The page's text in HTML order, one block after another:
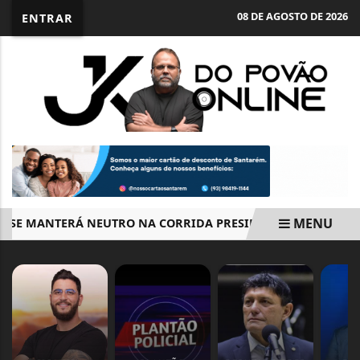
ENTRAR 08 DE AGOSTO DE 2026
MANTERÁ NEUTRO NA CORRIDA PRESIDENCIAL MENU